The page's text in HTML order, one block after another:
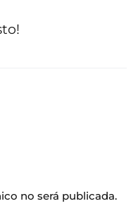
no será publicada.